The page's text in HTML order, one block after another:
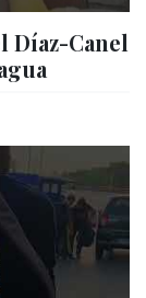
Díaz-Canel